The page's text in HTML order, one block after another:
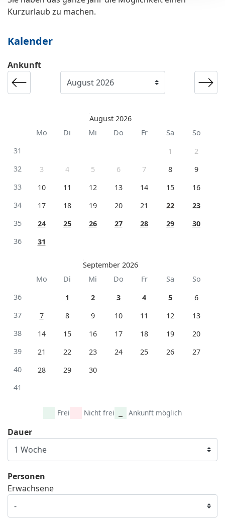
Kurzurlaub zu machen.
Kalender
Ankunft
August 2026
Mo
Di Mi Do Fr Sa
So
31
1
2
32
3 4 5 6 7 8
9
33
10 11 12 13 14 15
16
34
17 18 19 20 21 22
23
35
24 25 26 27 28 29
30
36
31
September 2026
Mo
Di Mi Do Fr Sa
So
36
1 2 3 4 5
6
37
7 8 9 10 11 12
13
38
14 15 16 17 18 19
20
39
21 22 23 24 25 26
27
40
28 29
30
41
Frei Nicht frei Ankunft möglich
Dauer
Personen
Erwachsene